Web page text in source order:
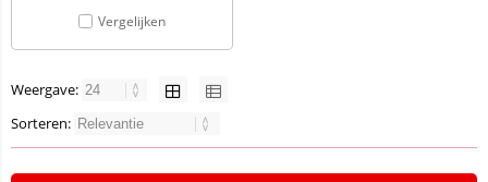
Vergelijken
Weergave:
Sorteren: